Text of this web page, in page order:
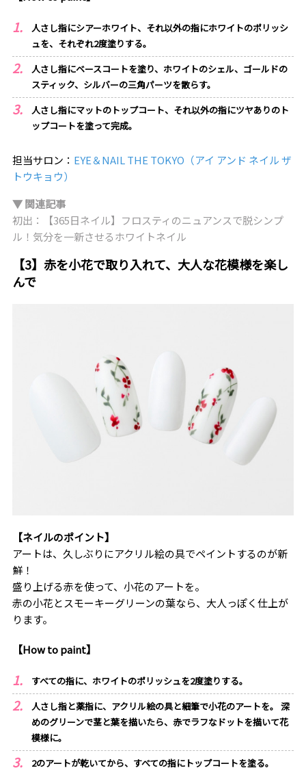
人さし指にシアーホワイト、それ以外の指にホワイトのポリッシ
ュを、それぞれ2度塗りする。
人さし指にベースコートを塗り、ホワイトのシェル、ゴールドの
スティック、シルバーの三角パーツを散らす。
人さし指にマットのトップコート、それ以外の指にツヤありのト
ップコートを塗って完成。
担当サロン： EYE＆NAIL THE TOKYO（アイ アンド ネイル ザ
トウキョウ）
▼ 関連記事
初出：【365日ネイル】フロスティのニュアンスで脱シンプ
ル！気分を一新させるホワイトネイル
【3】赤を小花で取り入れて、大人な花模様を楽し
んで
【ネイルのポイント】
アートは、久しぶりにアクリル絵の具でペイントするのが新
鮮！
盛り上げる赤を使って、小花のアートを。
赤の小花とスモーキーグリーンの葉なら、大人っぽく仕上が
ります。
【How to paint】
すべての指に、ホワイトのポリッシュを2度塗りする。
人さし指と薬指に、アクリル絵の具と細筆で小花のアートを。 深
めのグリーンで茎と葉を描いたら、赤でラフなドットを描いて花
模様に。
2のアートが乾いてから、すべての指にトップコートを塗る。